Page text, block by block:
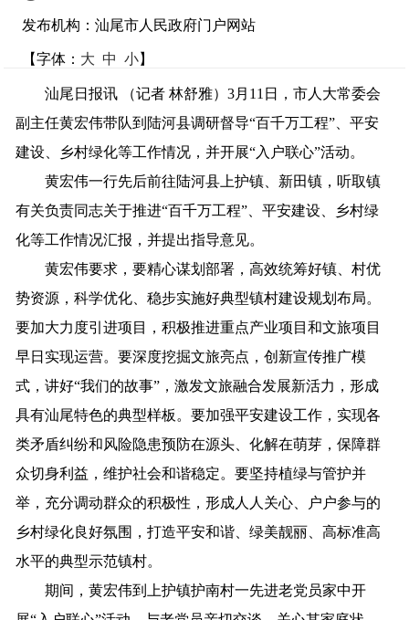
发布机构：汕尾市人民政府门户网站
【字体： 大 中 小】
汕尾日报讯 （记者 林舒雅）3月11日，市人大常委会
副主任黄宏伟带队到陆河县调研督导“百千万工程”、平安
建设、乡村绿化等工作情况，并开展“入户联心”活动。
黄宏伟一行先后前往陆河县上护镇、新田镇，听取镇
有关负责同志关于推进“百千万工程”、平安建设、乡村绿
化等工作情况汇报，并提出指导意见。
黄宏伟要求，要精心谋划部署，高效统筹好镇、村优
势资源，科学优化、稳步实施好典型镇村建设规划布局。
要加大力度引进项目，积极推进重点产业项目和文旅项目
早日实现运营。要深度挖掘文旅亮点，创新宣传推广模
式，讲好“我们的故事”，激发文旅融合发展新活力，形成
具有汕尾特色的典型样板。要加强平安建设工作，实现各
类矛盾纠纷和风险隐患预防在源头、化解在萌芽，保障群
众切身利益，维护社会和谐稳定。要坚持植绿与管护并
举，充分调动群众的积极性，形成人人关心、户户参与的
乡村绿化良好氛围，打造平安和谐、绿美靓丽、高标准高
水平的典型示范镇村。
期间，黄宏伟到上护镇护南村一先进老党员家中开